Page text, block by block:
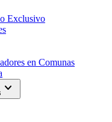
Exclusivo
en Comunas
expand_more